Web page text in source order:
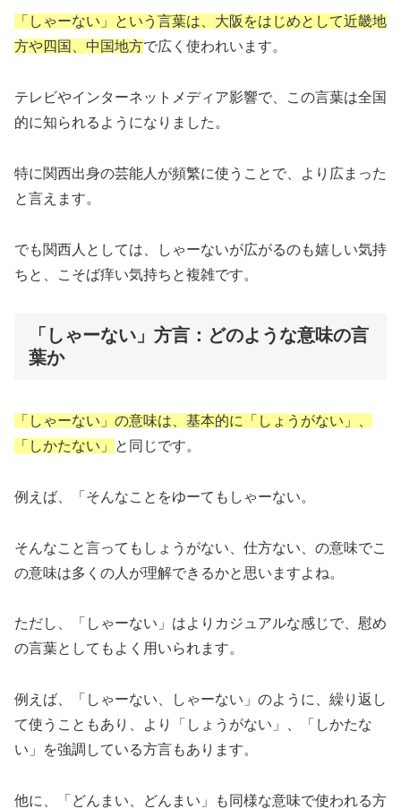
「しゃーない」という言葉は、大阪をはじめとして近畿地
方や四国、中国地方で広く使われいます。
テレビやインターネットメディア影響で、この言葉は全国
的に知られるようになりました。
特に関西出身の芸能人が頻繁に使うことで、より広まった
と言えます。
でも関西人としては、しゃーないが広がるのも嬉しい気持
ちと、こそば痒い気持ちと複雑です。
「しゃーない」方言：どのような意味の言
葉か
「しゃーない」の意味は、基本的に「しょうがない」、
「しかたない」
と同じです。
例えば、「そんなことをゆーてもしゃーない。
そんなこと言ってもしょうがない、仕方ない、の意味でこ
の意味は多くの人が理解できるかと思いますよね。
ただし、「しゃーない」はよりカジュアルな感じで、慰め
の言葉としてもよく用いられます。
例えば、「しゃーない、しゃーない」のように、繰り返し
て使うこともあり、より「しょうがない」、「しかたな
い」を強調している方言もあります。
他に、「どんまい、どんまい」も同様な意味で使われる方